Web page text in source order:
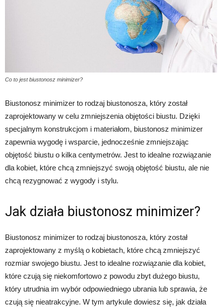
urodę
inne
Co to jest biustonosz minimizer?
Biustonosz minimizer to rodzaj biustonosza, który został
zaprojektowany w celu zmniejszenia objętości biustu. Dzięki
specjalnym konstrukcjom i materiałom, biustonosz minimizer
zapewnia wygodę i wsparcie, jednocześnie zmniejszając
objętość biustu o kilka centymetrów. Jest to idealne rozwiązanie
dla kobiet, które chcą zmniejszyć swoją objętość biustu, ale nie
chcą rezygnować z wygody i stylu.
Jak działa biustonosz minimizer?
Biustonosz minimizer to rodzaj biustonosza, który został
zaprojektowany z myślą o kobietach, które chcą zmniejszyć
rozmiar swojego biustu. Jest to idealne rozwiązanie dla kobiet,
które czują się niekomfortowo z powodu zbyt dużego biustu,
który utrudnia im wybór odpowiedniego ubrania lub sprawia, że
czują się nieatrakcyjne. W tym artykule dowiesz się, jak działa